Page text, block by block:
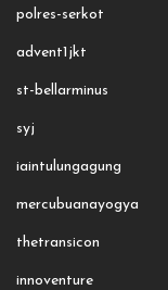
polres-serkot
advent1jkt
st-bellarminus
syj
iaintulungagung
mercubuanayogya
thetransicon
innoventure